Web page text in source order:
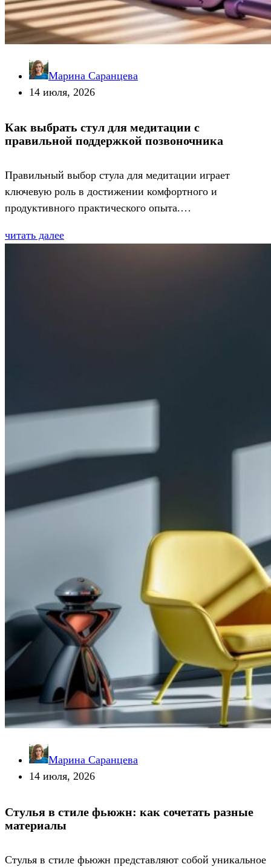
Марина Саранцева
14 июля, 2026
Как выбрать стул для медитации с
правильной поддержкой позвоночника
Правильный выбор стула для медитации играет
ключевую роль в достижении комфортного и
продуктивного практического опыта.…
читать далее
Марина Саранцева
14 июля, 2026
Стулья в стиле фьюжн: как сочетать разные
материалы
Стулья в стиле фьюжн представляют собой уникальное